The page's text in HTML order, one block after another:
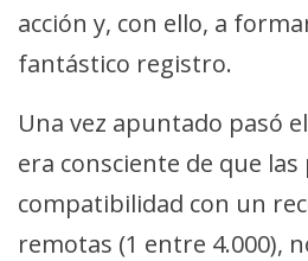
acción y, con ello, a
fantástico registro.
Una vez apuntado pasó
era consciente de que
compatibilidad con un
remotas (1 entre 4.000),